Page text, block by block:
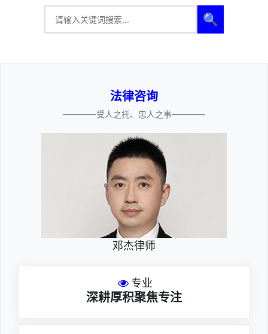
🔍
法律咨询
————受人之托、忠人之事————
邓杰律师
专业
深耕厚积聚焦专注